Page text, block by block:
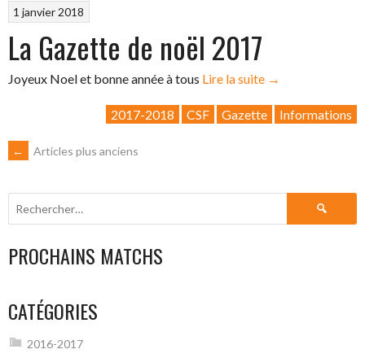
1 janvier 2018
La Gazette de noël 2017
Joyeux Noel et bonne année à tous Lire la suite
« La
de
→
2017-2018 CSF Gazette Informations
NAVIGATION
DES
ARTICLES
← Articles plus anciens
Rechercher :
PROCHAINS MATCHS
CATÉGORIES
2016-2017